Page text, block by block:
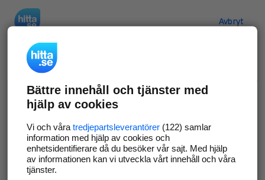
Avbryt
Verifiera ditt företag
Gör som 69 551företag
företagssida på hitta.se och syns bättre mot
kunder i ditt närområde. Helt kostnadsfritt.
Uppdatera din företagsinformation
Bättre innehåll och tjänster med
hjälp av cookies
Vi och våra tredjepartsleverantörer(122) samlar
information med hjälp av cookies och
enhetsidentifierare då du besöker vår sajt. Med hjälp
av informationen kan vi utveckla vårt innehåll och våra
tjänster.